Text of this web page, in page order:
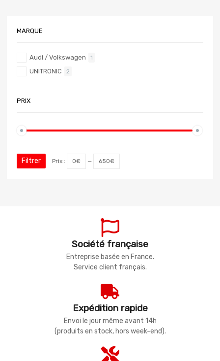
MARQUE
Audi / Volkswagen 1
UNITRONIC 2
PRIX
Filtrer Prix : 0€ — 650€
Société française
Entreprise basée en France.
Service client français.
Expédition rapide
Envoi le jour même avant 14h
(produits en stock, hors week-end).